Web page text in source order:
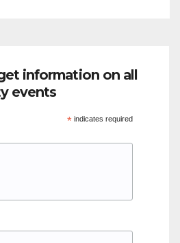
information on all
events
*indicates required